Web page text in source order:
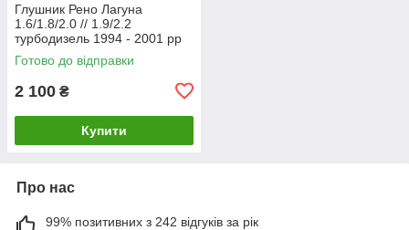
Глушник Рено Лагуна
1.6/1.8/2.0 // 1.9/2.2
турбодизель 1994 - 2001 рр
Босал
Готово до відправки
2 100 ₴
Купити
Про нас
99% позитивних з 242 відгуків за рік